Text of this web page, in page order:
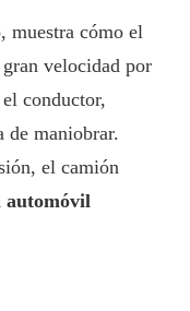
muestra cómo el
gran velocidad por
conductor,
de maniobrar.
el camión
automóvil